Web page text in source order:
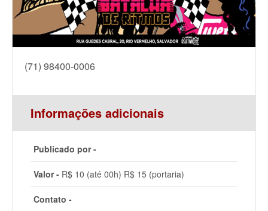
(71) 98400-0006
Informações adicionais
Publicado por -
Valor - R$ 10 (até 00h) R$ 15 (portaria)
Contato -